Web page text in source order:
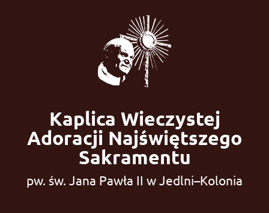
Kaplica Wieczystej
Adoracji Najświętszego
Sakramentu
pw. św. Jana Pawła II w Jedlni–Kolonia